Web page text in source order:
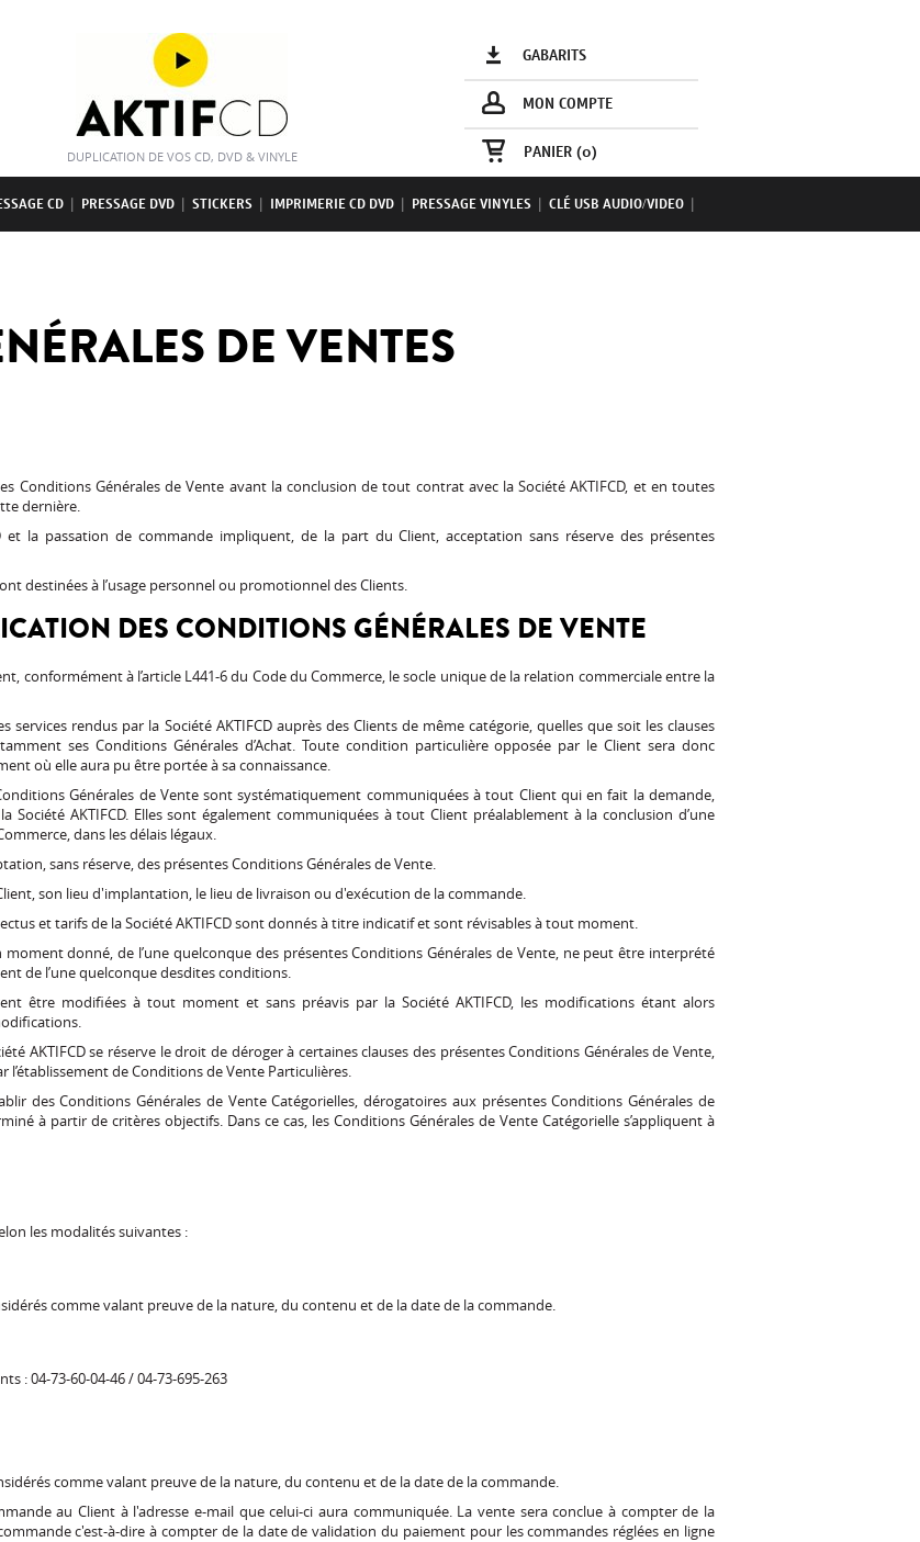
DUPLICATION DE VOS CD, DVD & VINYLE
GABARITS
MON COMPTE
PANIER (0)
CD PRESSAGE DVD STICKERS IMPRIMERIE CD DVD PRESSAGE VINYLES CLÉ USB AUDIO/VIDEO
DE VENTES
Conditions Générales de Vente avant la conclusion de tout contrat avec la Société AKTIFCD, et en toutes
dernière.
et la passation de commande impliquent, de la part du Client, acceptation sans réserve des présentes
destinées à l’usage personnel ou promotionnel des Clients.
DES CONDITIONS GÉNÉRALES DE VENTE
conformément à l’article L441-6 du Code du Commerce, le socle unique de la relation commerciale entre la
services rendus par la Société AKTIFCD auprès des Clients de même catégorie, quelles que soit les clauses
ses Conditions Générales d’Achat. Toute condition particulière opposée par le Client sera donc
où elle aura pu être portée à sa connaissance.
Générales de Vente sont systématiquement communiquées à tout Client qui en fait la demande,
AKTIFCD. Elles sont également communiquées à tout Client préalablement à la conclusion d’une
dans les délais légaux.
sans réserve, des présentes Conditions Générales de Vente.
son lieu d'implantation, le lieu de livraison ou d'exécution de la commande.
et tarifs de la Société AKTIFCD sont donnés à titre indicatif et sont révisables à tout moment.
moment donné, de l’une quelconque des présentes Conditions Générales de Vente, ne peut être interprété
de l’une quelconque desdites conditions.
être modifiées à tout moment et sans préavis par la Société AKTIFCD, les modifications étant alors
AKTIFCD se réserve le droit de déroger à certaines clauses des présentes Conditions Générales de Vente,
de Conditions de Vente Particulières.
des Conditions Générales de Vente Catégorielles, dérogatoires aux présentes Conditions Générales de
à partir de critères objectifs. Dans ce cas, les Conditions Générales de Vente Catégorielle s’appliquent à
les modalités suivantes :
comme valant preuve de la nature, du contenu et de la date de la commande.
: 04-73-60-04-46 / 04-73-695-263
comme valant preuve de la nature, du contenu et de la date de la commande.
au Client à l'adresse e-mail que celui-ci aura communiquée. La vente sera conclue à compter de la
c'est-à-dire à compter de la date de validation du paiement pour les commandes réglées en ligne